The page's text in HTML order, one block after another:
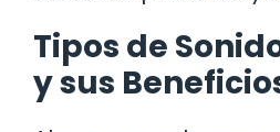
Tipos de
y sus